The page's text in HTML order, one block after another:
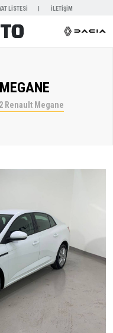
LİSTESİ İLETİŞİM
Renault Megane